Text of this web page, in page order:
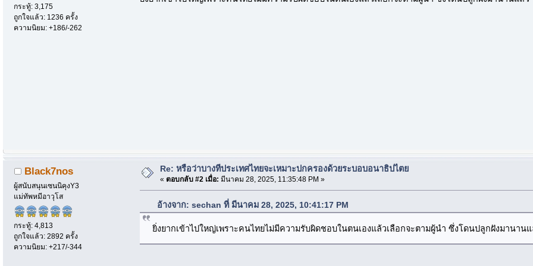
กระทู้: 3,175
ถูกใจแล้ว: 1236 ครั้ง
ความนิยม: +186/-262
Black7nos
ผู้สนับสนุนเซนนิคุงY3
แม่ทัพหมีอาวุโส
กระทู้: 4,813
ถูกใจแล้ว: 2892 ครั้ง
ความนิยม: +217/-344
Re: หรือว่าบางทีประเทศไทยจะเหมาะปกครองด้วยระบอบอนาธิปไตย
« ตอบกลับ #2 เมื่อ: มีนาคม 28, 2025, 11:35:48 PM »
อ้างจาก: sechan ที่ มีนาคม 28, 2025, 10:41:17 PM
ยิ่งยากเข้าไปใหญ่เพราะคนไทยไม่มีความรับผิดชอบในตนเองแล้วเลือกจะตามผู้นำ ซึ่งโดนปลูกฝังมานาน